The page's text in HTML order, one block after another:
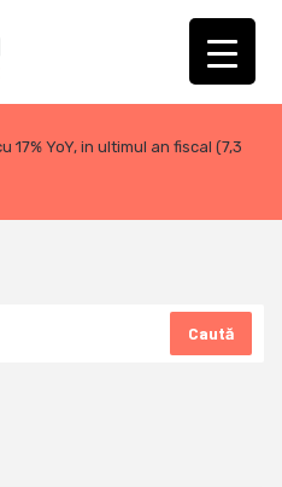
17% YoY, in ultimul an fiscal (7,3
Caută